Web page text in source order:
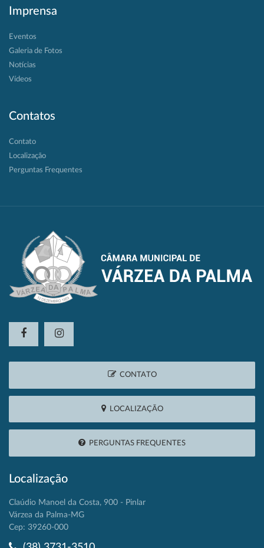
Imprensa
Eventos
Galeria de Fotos
Notícias
Vídeos
Contatos
Contato
Localização
Perguntas Frequentes
CONTATO
LOCALIZAÇÃO
PERGUNTAS FREQUENTES
Localização
Claúdio Manoel da Costa, 900 - Pinlar
Várzea da Palma-MG
Cep: 39260-000